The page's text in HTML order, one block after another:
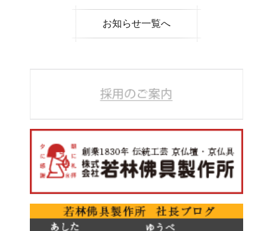
お知らせ一覧へ